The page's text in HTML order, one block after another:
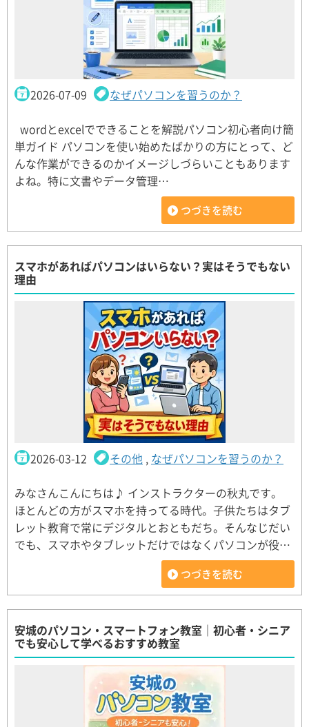
2026-07-09 なぜパソコンを習うのか？
wordとexcelでできることを解説パソコン初心者向け簡
単ガイド パソコンを使い始めたばかりの方にとって、ど
んな作業ができるのかイメージしづらいこともあります
よね。特に文書やデータ管理…
つづきを読む
スマホがあればパソコンはいらない？実はそうでもない
理由
2026-03-12 その他 , なぜパソコンを習うのか？
みなさんこんにちは♪ インストラクターの秋丸です。
ほとんどの方がスマホを持ってる時代。子供たちはタブ
レット教育で常にデジタルとおともだち。そんなじだい
でも、スマホやタブレットだけではなくパソコンが役…
つづきを読む
安城のパソコン・スマートフォン教室｜初心者・シニア
でも安心して学べるおすすめ教室